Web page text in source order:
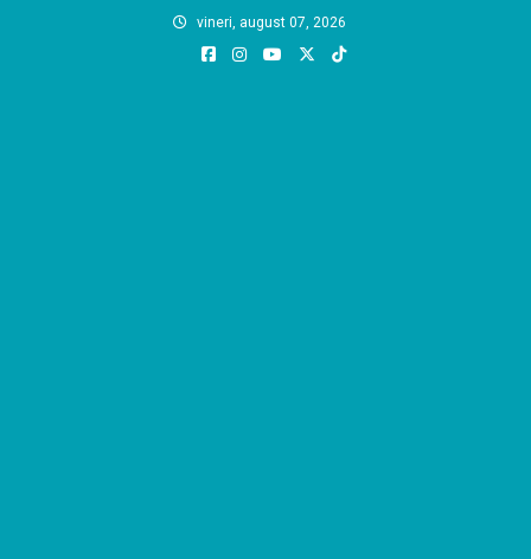
vineri, august 07, 2026